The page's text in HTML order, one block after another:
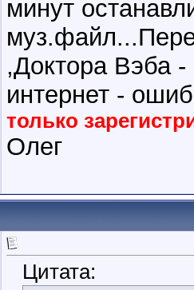
минут
,Доктора Вэба
интернет -
только
Олег
Цитата: